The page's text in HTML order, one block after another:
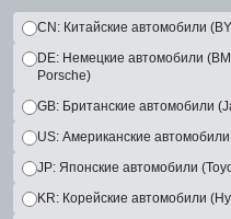
CN: Китайские автомобили
DE: Немецкие автомобили
Porsche)
GB: Британские автомобили
US: Американские
JP: Японские автомобили
KR: Корейские автомобили